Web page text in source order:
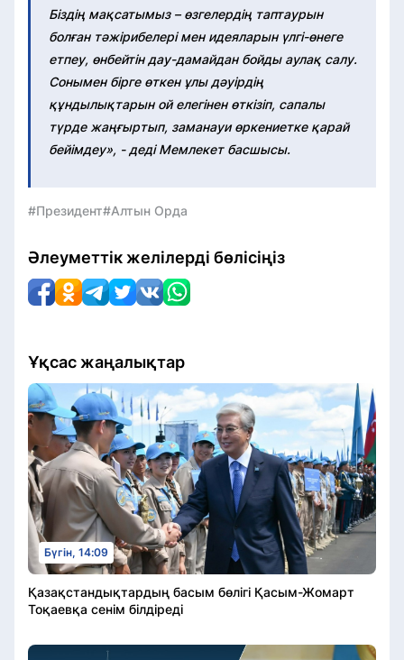
Біздің мақсатымыз – өзгелердің таптаурын
болған тәжірибелері мен идеяларын үлгі-өнеге
етпеу, өнбейтін дау-дамайдан бойды аулақ салу.
Сонымен бірге өткен ұлы дәуірдің
құндылықтарын ой елегінен өткізіп, сапалы
түрде жаңғыртып, заманауи өркениетке қарай
бейімдеу», - деді Мемлекет басшысы.
#Президент#Алтын Орда
Әлеуметтік желілерді бөлісіңіз
Ұқсас жаңалықтар
Бүгін, 14:09
Қазақстандықтардың басым бөлігі Қасым-Жомарт
Тоқаевқа сенім білдіреді